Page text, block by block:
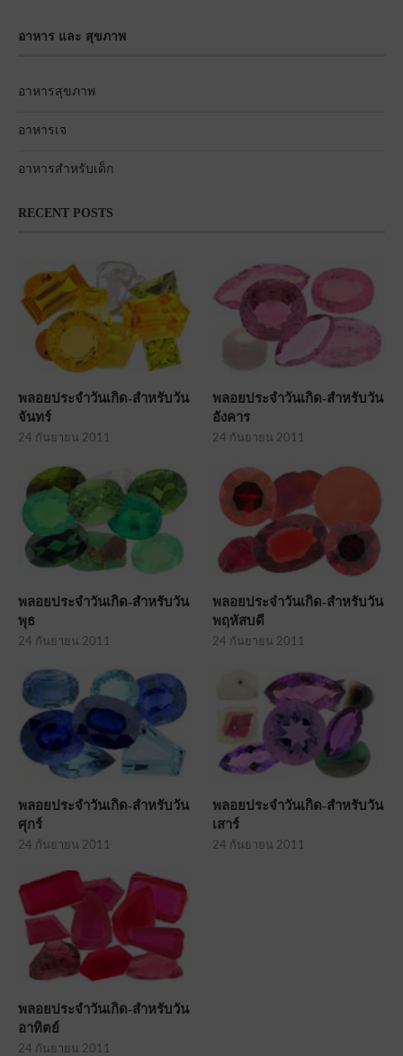
อาหาร และ สุขภาพ
อาหารสุขภาพ
อาหารเจ
อาหารสำหรับเด็ก
RECENT POSTS
พลอยประจำวันเกิด-สำหรับวัน
จันทร์
24 กันยายน 2011
พลอยประจำวันเกิด-สำหรับวัน
อังคาร
24 กันยายน 2011
พลอยประจำวันเกิด-สำหรับวัน
พุธ
24 กันยายน 2011
พลอยประจำวันเกิด-สำหรับวัน
พฤหัสบดี
24 กันยายน 2011
พลอยประจำวันเกิด-สำหรับวัน
ศุกร์
24 กันยายน 2011
พลอยประจำวันเกิด-สำหรับวัน
เสาร์
24 กันยายน 2011
พลอยประจำวันเกิด-สำหรับวัน
อาทิตย์
24 กันยายน 2011